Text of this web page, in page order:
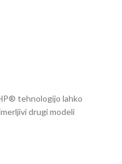
tehnologijo lahko
drugi modeli